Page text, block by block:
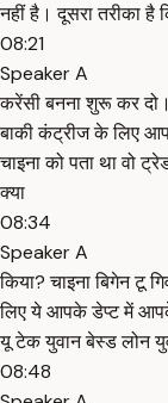
नहीं है। दूसरा तरीका है
08:21
Speaker A
करेंसी बनना शुरू कर
बाकी कंट्रीज के लिए
चाइना को पता था वो
क्या
08:34
Speaker A
किया? चाइना बिगेन टू
लिए ये आपके डेप्ट में
यू टेक युवान बेस्ड लोन
08:48